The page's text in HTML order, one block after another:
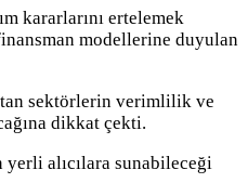
kararlarını ertelemek
modellerine duyulan
sektörlerin verimlilik ve
dikkat çekti.
alıcılara sunabileceği